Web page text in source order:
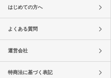
はじめての方へ
よくある質問
運営会社
特商法に基づく表記